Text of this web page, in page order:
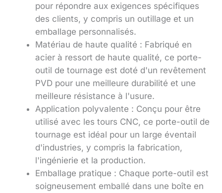
pour répondre aux exigences spécifiques
des clients, y compris un outillage et un
emballage personnalisés.
Matériau de haute qualité : Fabriqué en
acier à ressort de haute qualité, ce porte-
outil de tournage est doté d'un revêtement
PVD pour une meilleure durabilité et une
meilleure résistance à l'usure.
Application polyvalente : Conçu pour être
utilisé avec les tours CNC, ce porte-outil de
tournage est idéal pour un large éventail
d'industries, y compris la fabrication,
l'ingénierie et la production.
Emballage pratique : Chaque porte-outil est
soigneusement emballé dans une boîte en